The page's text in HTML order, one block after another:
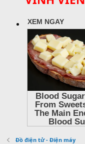
Đồ điện tử - Điện máy